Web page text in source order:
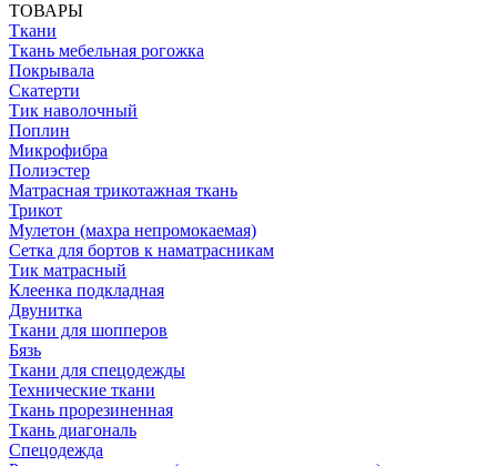
ТОВАРЫ
Ткани
Ткань мебельная рогожка
Покрывала
Скатерти
Тик наволочный
Поплин
Микрофибра
Полиэстер
Матрасная трикотажная ткань
Трикот
Мулетон (махра непромокаемая)
Сетка для бортов к наматрасникам
Тик матрасный
Клеенка подкладная
Двунитка
Ткани для шопперов
Бязь
Ткани для спецодежды
Технические ткани
Ткань прорезиненная
Ткань диагональ
Спецодежда